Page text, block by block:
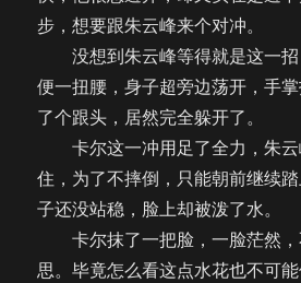
步，想要跟朱云峰来个对冲。
没想到朱云峰等得就是这一招
便一扭腰，身子超旁边荡开，手
了个跟头，居然完全躲开了。
卡尔这一冲用足了全力，朱云
住，为了不摔倒，只能朝前继续
子还没站稳，脸上却被泼了水。
卡尔抹了一把脸，一脸茫然，
思。毕竟怎么看这点水花也不可能